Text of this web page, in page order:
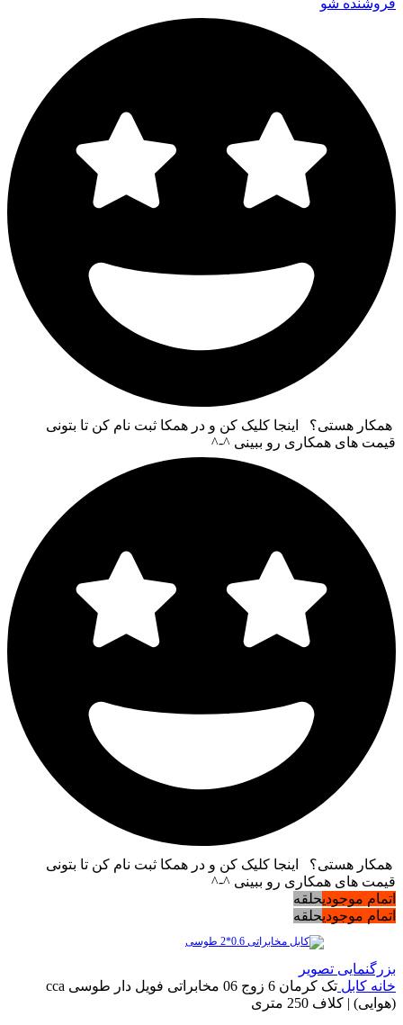
فروشنده شو
همکار هستی؟ اینجا کلیک کن و در همکا ثبت نام کن تا بتونی
قیمت های همکاری رو ببینی ^-^
همکار هستی؟ اینجا کلیک کن و در همکا ثبت نام کن تا بتونی
قیمت های همکاری رو ببینی ^-^
اتمام موجودیحلقه
اتمام موجودیحلقه
بزرگنمایی تصویر
خانه کابل
تک کرمان 6 زوج 06 مخابراتی فویل دار طوسی cca
(هوایی) | کلاف 250 متری